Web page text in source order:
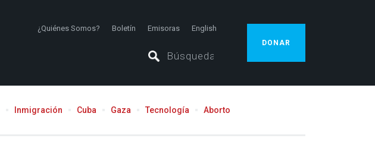
¿Quiénes Somos? Boletín Emisoras English
DONAR
Inmigración Cuba Gaza Tecnología Aborto